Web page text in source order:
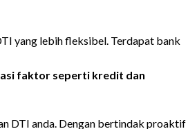
yang lebih fleksibel. Terdapat bank
faktor seperti kredit dan
DTI anda. Dengan bertindak proaktif